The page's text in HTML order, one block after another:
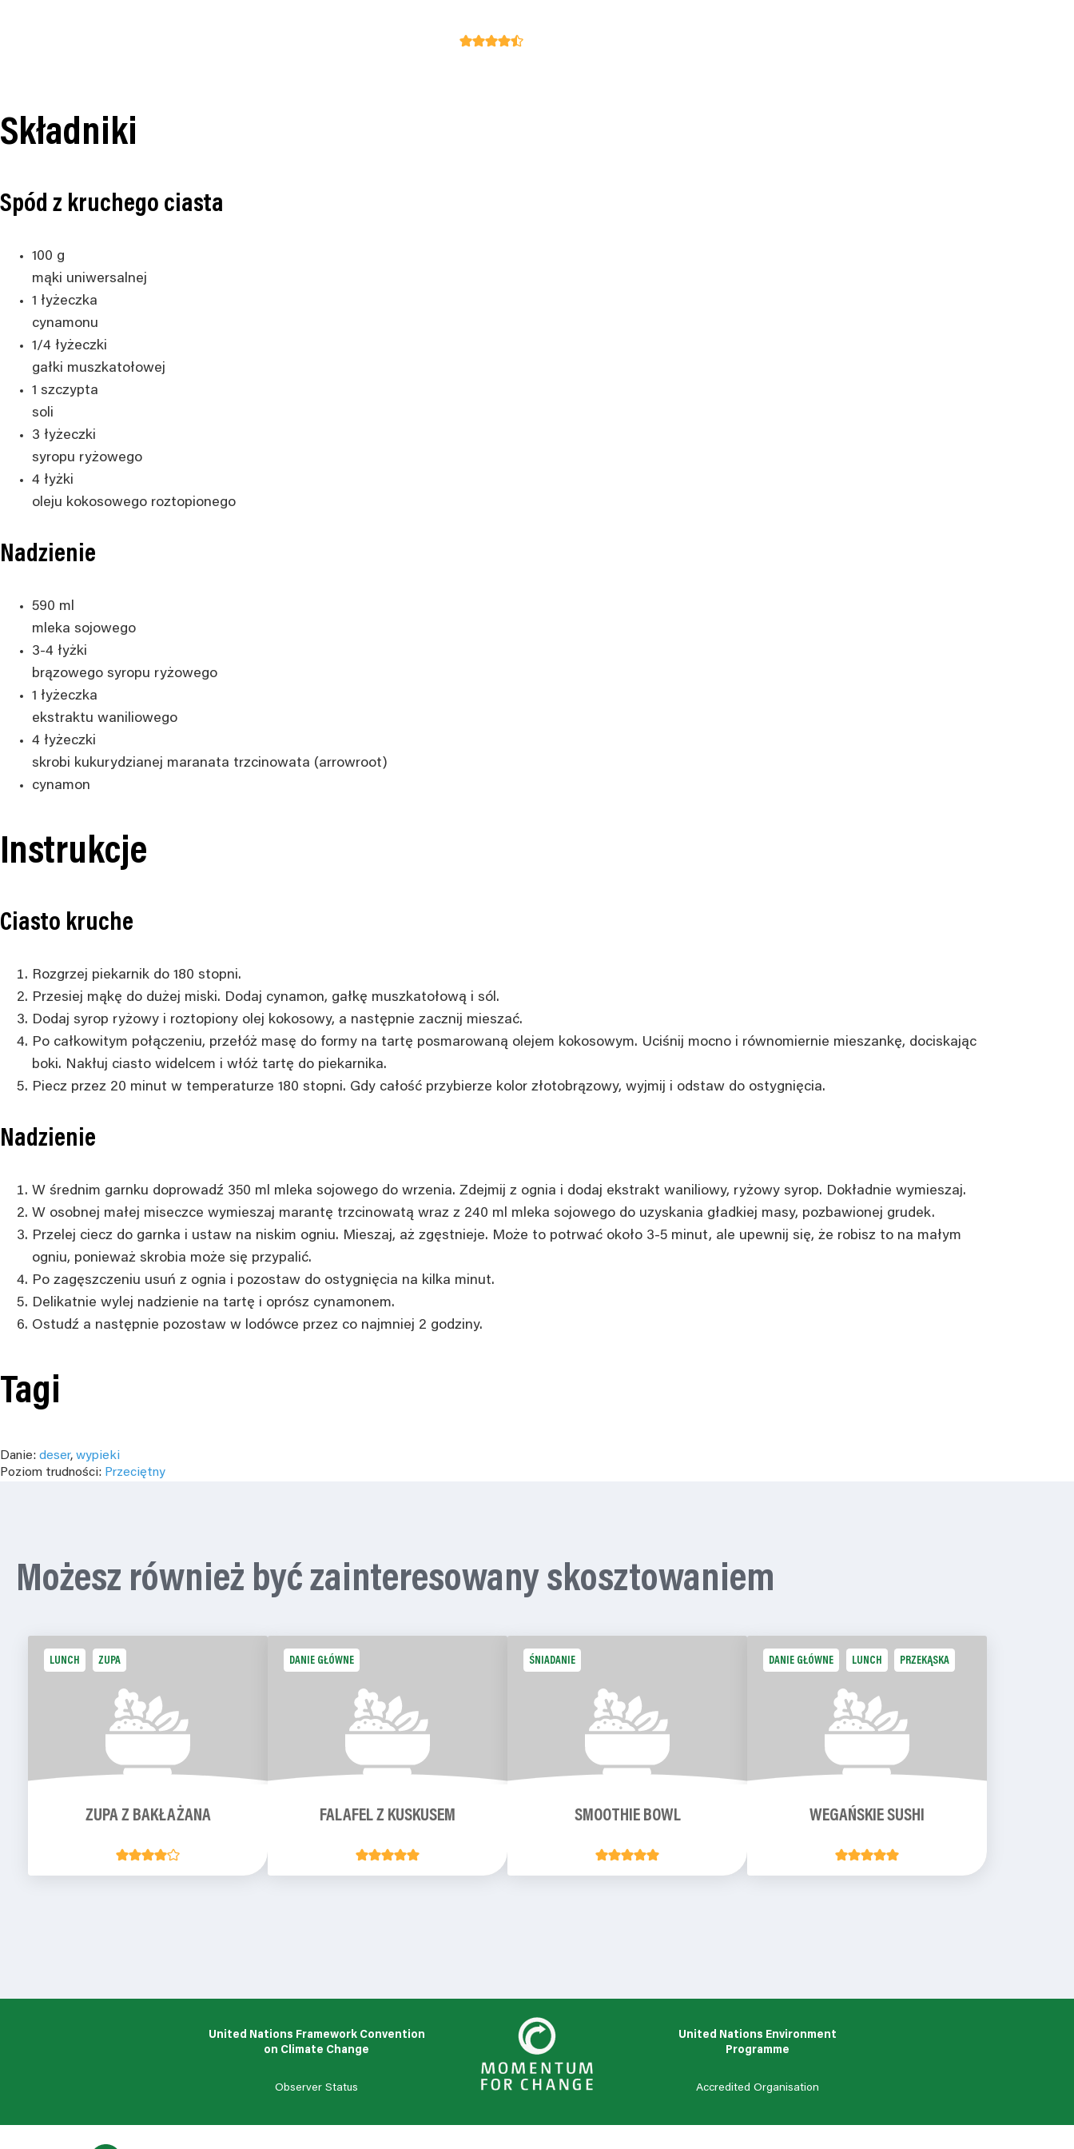
Składniki
Spód z kruchego ciasta
100 g
mąki uniwersalnej
1 łyżeczka
cynamonu
1/4 łyżeczki
gałki muszkatołowej
1 szczypta
soli
3 łyżeczki
syropu ryżowego
4 łyżki
oleju kokosowego roztopionego
Nadzienie
590 ml
mleka sojowego
3-4 łyżki
brązowego syropu ryżowego
1 łyżeczka
ekstraktu waniliowego
4 łyżeczki
skrobi kukurydzianej maranata trzcinowata (arrowroot)
cynamon
Instrukcje
Ciasto kruche
Rozgrzej piekarnik do 180 stopni.
Przesiej mąkę do dużej miski. Dodaj cynamon, gałkę muszkatołową i sól.
Dodaj syrop ryżowy i roztopiony olej kokosowy, a następnie zacznij mieszać.
Po całkowitym połączeniu, przełóż masę do formy na tartę posmarowaną olejem kokosowym. Uciśnij mocno i równomiernie mieszankę, dociskając
boki. Nakłuj ciasto widelcem i włóż tartę do piekarnika.
Piecz przez 20 minut w temperaturze 180 stopni. Gdy całość przybierze kolor złotobrązowy, wyjmij i odstaw do ostygnięcia.
Nadzienie
W średnim garnku doprowadź 350 ml mleka sojowego do wrzenia. Zdejmij z ognia i dodaj ekstrakt waniliowy, ryżowy syrop. Dokładnie wymieszaj.
W osobnej małej miseczce wymieszaj marantę trzcinowatą wraz z 240 ml mleka sojowego do uzyskania gładkiej masy, pozbawionej grudek.
Przelej ciecz do garnka i ustaw na niskim ogniu. Mieszaj, aż zgęstnieje. Może to potrwać około 3-5 minut, ale upewnij się, że robisz to na małym
ogniu, ponieważ skrobia może się przypalić.
Po zagęszczeniu usuń z ognia i pozostaw do ostygnięcia na kilka minut.
Delikatnie wylej nadzienie na tartę i oprósz cynamonem.
Ostudź a następnie pozostaw w lodówce przez co najmniej 2 godziny.
Tagi
Danie: deser, wypieki
Poziom trudności: Przeciętny
Możesz również być zainteresowany skosztowaniem
LUNCH ZUPA
ZUPA Z BAKŁAŻANA
DANIE GŁÓWNE
FALAFEL Z KUSKUSEM
ŚNIADANIE
SMOOTHIE BOWL
DANIE GŁÓWNE LUNCH PRZEKĄSKA
WEGAŃSKIE SUSHI
United Nations Framework Convention
on Climate Change
Observer Status
United Nations Environment
Programme
Accredited Organisation